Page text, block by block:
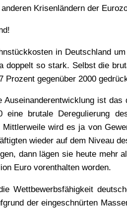
Krisenländern der
in Deutschland
doppelt so stark. Selbst die
Prozent gegenüber 2000
Auseinanderentwicklung ist
eine brutale Deregulierung
Mittlerweile wird es ja von
wieder auf dem Niveau
dann lägen sie heute mehr
Euro vorenthalten worden.
Wettbewerbsfähigkeit
der eingeschnürten